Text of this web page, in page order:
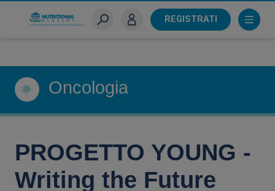
REGISTRATI
Oncologia
PROGETTO YOUNG -
Writing the Future